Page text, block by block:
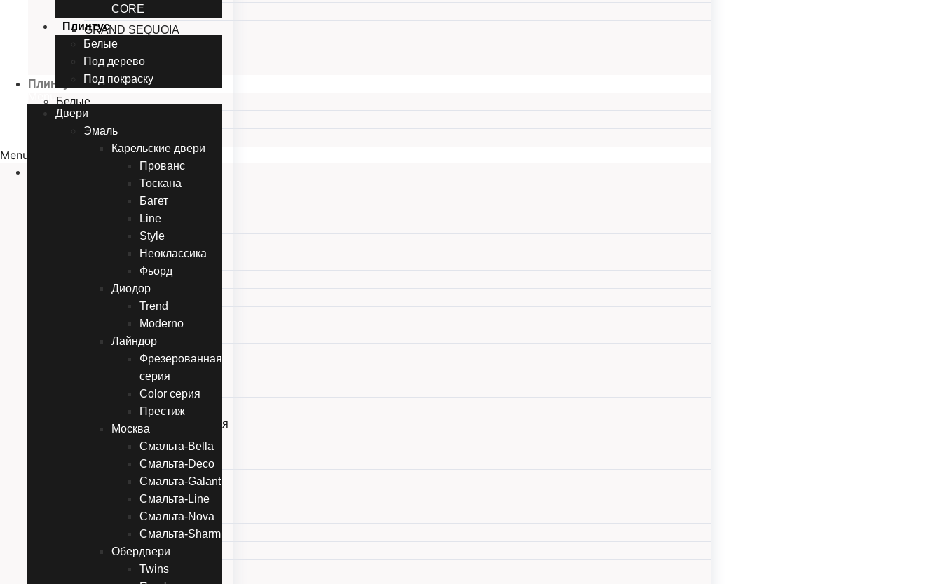
CORE
Плинтус
Белые
Под дерево
Под покраску
Menu
Двери
Эмаль
Карельские двери
Прованc
Тоскана
Багет
Line
Style
Неоклассика
Фьорд
Диодор
Trend
Moderno
Лайндор
Фрезерованная
серия
Color серия
Престиж
Москва
Смальта-Bella
Смальта-Deco
Смальта-Galant
Смальта-Line
Смальта-Nova
Смальта-Sharm
Обердвери
Twins
SOLO
GRAND SEQUOIA
PARQUET LIGHT
STONE MINERAL CORE
Плинтус
Белые
Под дерево
Под покраску
Menu
Карельские двери
Прованc
Тоскана
Багет
Style
Фьорд
Moderno
Фрезерованная серия
Color серия
Престиж
Смальта-Bella
Смальта-Deco
Смальта-Galant
Смальта-Line
Смальта-Nova